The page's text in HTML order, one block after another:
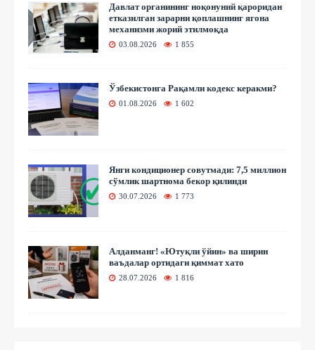
Давлат органининг ноқонуний қароридан
етказилган зарарни қоплашнинг ягона
механизми жорий этилмоқда
03.08.2026 1 855
Ўзбекистонга Рақамли кодекс керакми?
01.08.2026 1 602
Янги кондиционер совутмади: 7,5 миллион
сўмлик шартнома бекор қилинди
30.07.2026 1 773
Алданманг! «Ютуқли ўйин» ва ширин
ваъдалар ортидаги қиммат хато
28.07.2026 1 816